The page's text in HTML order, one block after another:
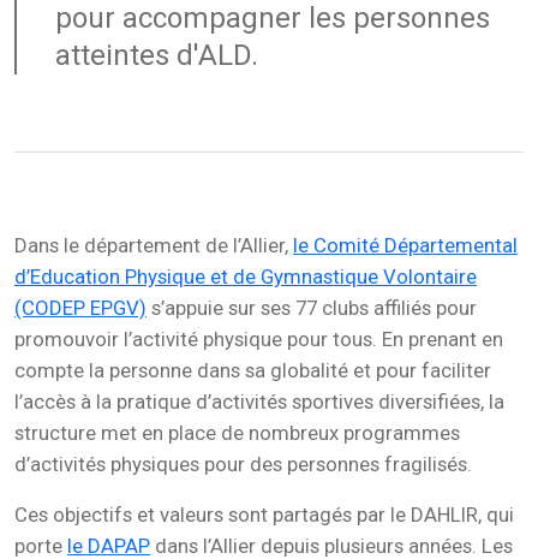
pour accompagner les personnes
atteintes d'ALD.
Dans le département de l’Allier, le Comité Départemental
d’Education Physique et de Gymnastique Volontaire
(CODEP EPGV) s’appuie sur ses 77 clubs affiliés pour
promouvoir l’activité physique pour tous. En prenant en
compte la personne dans sa globalité et pour faciliter
l’accès à la pratique d’activités sportives diversifiées, la
structure met en place de nombreux programmes
d’activités physiques pour des personnes fragilisés.
Ces objectifs et valeurs sont partagés par le DAHLIR, qui
porte le DAPAP dans l’Allier depuis plusieurs années. Les